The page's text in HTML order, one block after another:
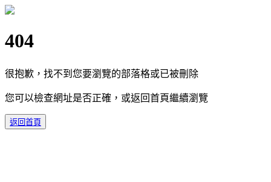
404
很抱歉，找不到您要瀏覽的部落格或已被刪除
您可以檢查網址是否正確，或返回首頁繼續瀏覽
返回首頁